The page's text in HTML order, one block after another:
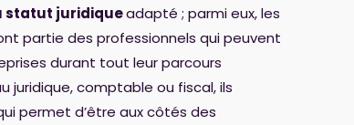
statut juridiqueadapté ; parmi eux, les
partie des professionnels qui peuvent
durant tout leur parcours
juridique, comptable ou fiscal, ils
permet d’être aux côtés des